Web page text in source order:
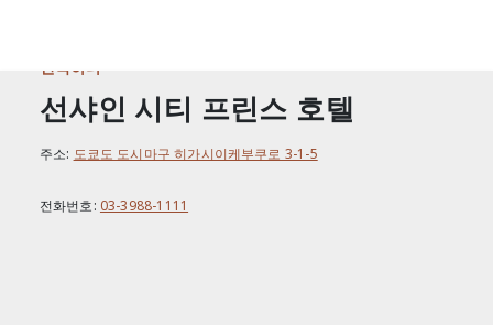
연락하다
선샤인 시티 프린스 호텔
주소: 도쿄도 도시마구 히가시이케부쿠로 3-1-5
전화번호: 03-3988-1111